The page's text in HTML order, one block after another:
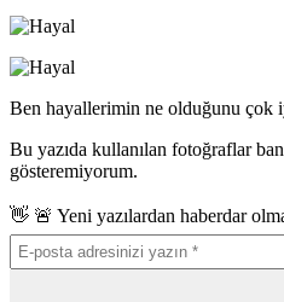
Ben hayallerimin ne olduğunu
Bu yazıda kullanılan fotoğraflar
gösteremiyorum.
👋 🚨 Yeni yazılardan haberdar